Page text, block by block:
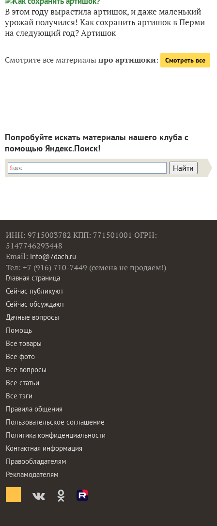
В этом году вырастила артишок, и даже маленький
урожай получился! Как сохранить артишок в Перми
на следующий год? Артишок
Смотрите все материалыпро артишоки: Смотреть все
Попробуйте искать материалы нашего клуба с
помощью Яндекс.Поиск!
ИНН: 9715003782 КПП: 771501001 ОГРН:
5147746293448
Email: info@7dach.ru
Тел: +7 (916) 710-7449 (семена не продаем!)
Главная страница
Сейчас публикуют
Сейчас обсуждают
Дачные вопросы
Помощь
Все товары
Все фото
Все вопросы
Все статьи
Все тэги
Правила общения
Пользовательское соглашение
Политика конфиденциальности
Контактная информация
Правообладателям
Рекламодателям